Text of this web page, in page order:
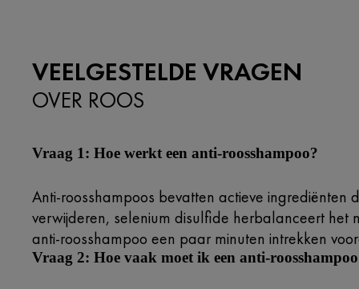
VEELGESTELDE VRAGEN
OVER ROOS
Vraag 1: Hoe werkt een anti-roosshampoo?
Anti-roosshampoos bevatten actieve
verwijderen, selenium disulfide herbalanceert
anti-roosshampoo een paar minuten intrekken
Vraag 2: Hoe vaak moet ik een anti-